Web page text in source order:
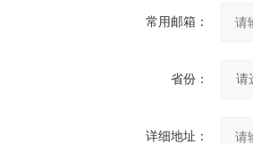
常用邮箱：
省份：
详细地址：